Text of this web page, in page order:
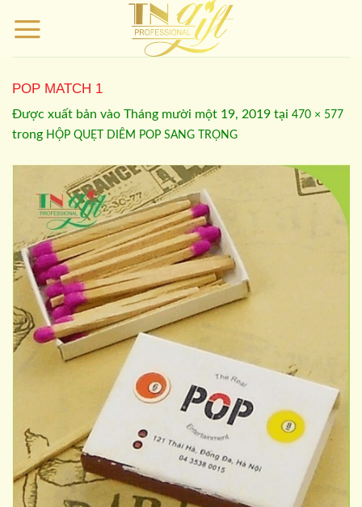
qua
POP MATCH 1
Được xuất bản vào Tháng mười một 19, 2019 tại 470 × 577
trong HỘP QUẸT DIÊM POP SANG TRỌNG